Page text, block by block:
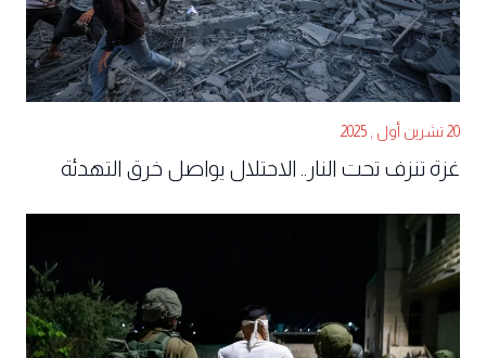
20 تشرين أول , 2025
غزة تنزف تحت النار.. الاحتلال يواصل خرق التهدئة